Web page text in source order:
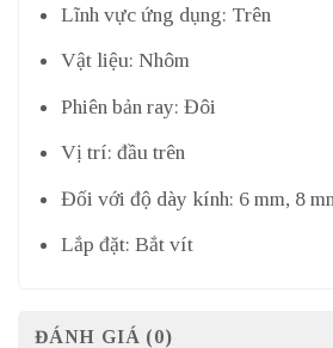
Lĩnh vực ứng dụng: Trên
Vật liệu: Nhôm
Phiên bản ray: Đôi
Vị trí: đầu trên
Đối với độ dày kính: 6 mm, 8
Lắp đặt: Bắt vít
ĐÁNH GIÁ (0)